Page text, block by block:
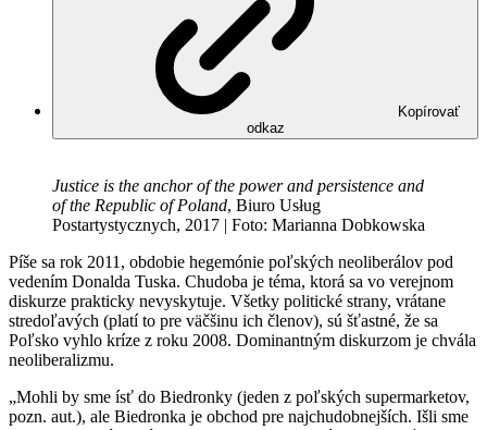
Kopírovať
odkaz
Justice is the anchor of the power and persistence and
of the Republic of Poland, Biuro Usług
Postartystycznych, 2017 | Foto: Marianna Dobkowska
Píše sa rok 2011, obdobie hegemónie poľských neoliberálov pod
vedením Donalda Tuska. Chudoba je téma, ktorá sa vo verejnom
diskurze prakticky nevyskytuje. Všetky politické strany, vrátane
stredoľavých (platí to pre väčšinu ich členov), sú šťastné, že sa
Poľsko vyhlo kríze z roku 2008. Dominantným diskurzom je chvála
neoliberalizmu.
„Mohli by sme ísť do Biedronky (jeden z poľských supermarketov,
pozn. aut.), ale Biedronka je obchod pre najchudobnejších. Išli sme